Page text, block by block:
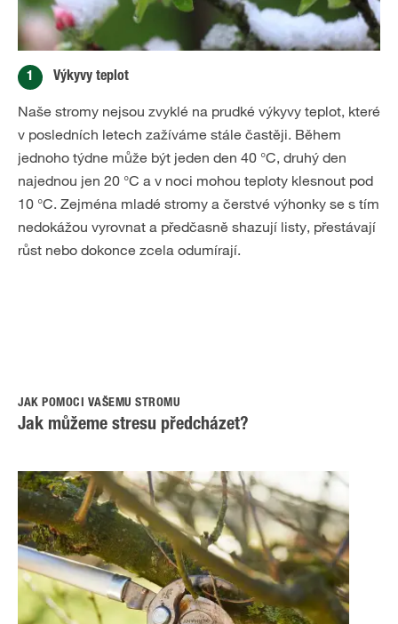
1 Výkyvy teplot
Naše stromy nejsou zvyklé na prudké výkyvy teplot, které
v posledních letech zažíváme stále častěji. Během
jednoho týdne může být jeden den 40 °C, druhý den
najednou jen 20 °C a v noci mohou teploty klesnout pod
10 °C. Zejména mladé stromy a čerstvé výhonky se s tím
nedokážou vyrovnat a předčasně shazují listy, přestávají
růst nebo dokonce zcela odumírají.
JAK POMOCI VAŠEMU STROMU
Jak můžeme stresu předcházet?